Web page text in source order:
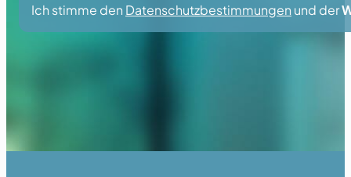
Ich stimme den Datenschutzbestimmungen und der